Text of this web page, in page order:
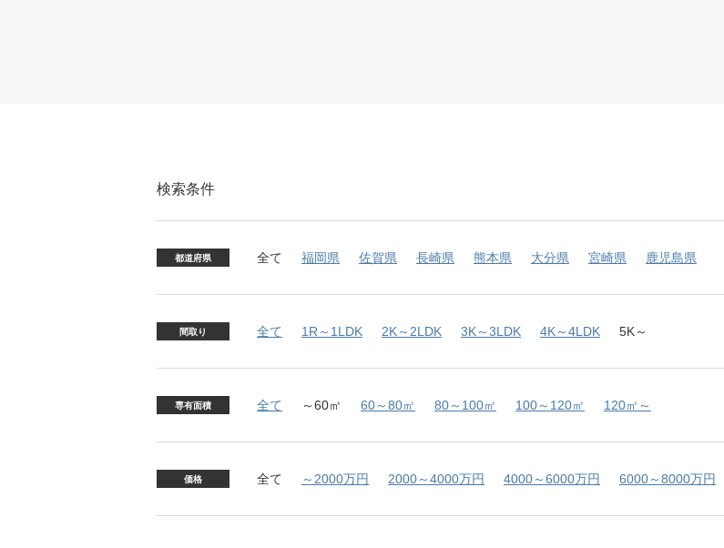
検索条件
都道府県 全て 福岡県 佐賀県 長崎県 熊本県 大分県 宮崎県 鹿児島県
間取り 全て 1R～1LDK 2K～2LDK 3K～3LDK 4K～4LDK 5K～
専有面積 全て ～60㎡ 60～80㎡ 80～100㎡ 100～120㎡ 120㎡～
価格 全て ～2000万円 2000～4000万円 4000～6000万円 6000～8000万円